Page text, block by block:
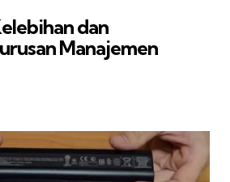
dan
Manajemen